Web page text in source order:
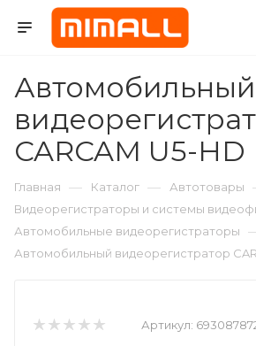
Автомобильный
CARCAM U5-HD
Главная — Каталог — Автотовары
Видеорегистраторы и системы
Автомобильные видеорегистраторы
Автомобильный видеорегистратор
Артикул: